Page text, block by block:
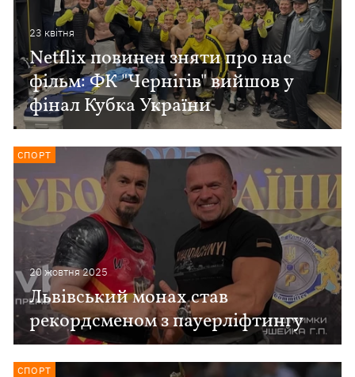
23 квiтня
Netflix повинен зняти про нас
фільм: ФК "Чернігів" вийшов у
фінал Кубка України
20 жовтня 2025
Львівський монах став
рекордсменом з пауерліфтингу
СПОРТ
СПОРТ